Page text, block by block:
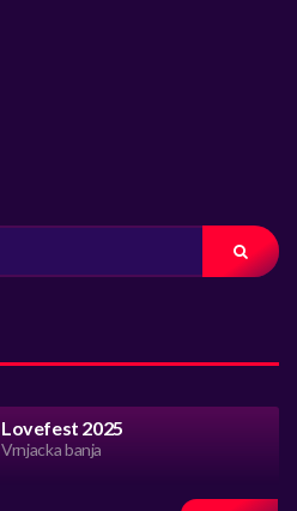
Lovefest 2025
Vrnjacka banja